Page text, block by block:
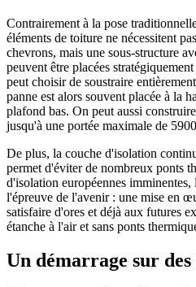
Contrairement à la pose
éléments de toiture ne nécessitent
chevrons, mais une sous-structure
peuvent être placées
peut choisir de soustraire
panne est alors souvent placée à la
plafond bas. On peut aussi construire
jusqu'à une portée maximale de
De plus, la couche d'isolation
permet d'éviter de nombreux ponts
d'isolation européennes imminentes,
l'épreuve de l'avenir : une mise en
satisfaire d'ores et déjà aux futures
étanche à l'air et sans ponts
Un démarrage sur